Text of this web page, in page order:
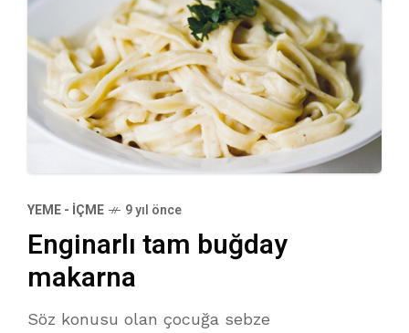
YEME - İÇME 9 yıl önce
Enginarlı tam buğday
makarna
Söz konusu olan çocuğa sebze